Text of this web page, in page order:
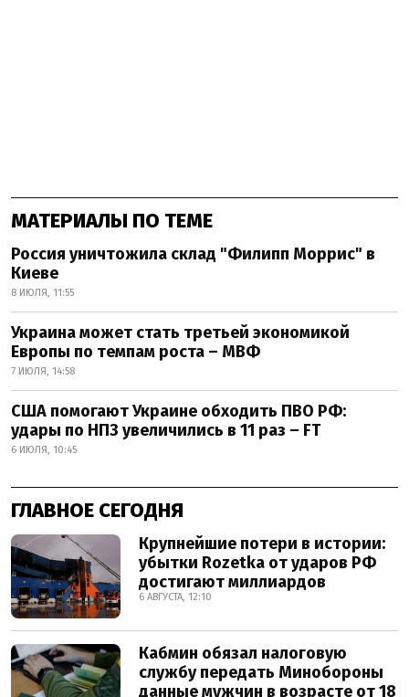
МАТЕРИАЛЫ ПО ТЕМЕ
Россия уничтожила склад "Филипп Моррис" в
Киеве
8 ИЮЛЯ, 11:55
Украина может стать третьей экономикой
Европы по темпам роста – МВФ
7 ИЮЛЯ, 14:58
США помогают Украине обходить ПВО РФ:
удары по НПЗ увеличились в 11 раз – FT
6 ИЮЛЯ, 10:45
ГЛАВНОЕ СЕГОДНЯ
Крупнейшие потери в истории:
убытки Rozetka от ударов РФ
достигают миллиардов
6 АВГУСТА, 12:10
Кабмин обязал налоговую
службу передать Минобороны
данные мужчин в возрасте от 18